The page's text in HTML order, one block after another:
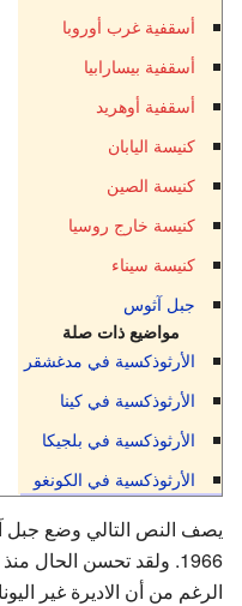
أسقفية غرب أوروبا
أسقفية بيسارابيا
أسقفية أوهريد
كنيسة اليابان
كنيسة الصين
كنيسة خارج روسيا
كنيسة سيناء
جبل آثوس
مواضيع ذات صلة
الأرثوذكسية في مدغشقر
الأرثوذكسية في كينا
الأرثوذكسية في بلجيكا
الأرثوذكسية في الكونغو
1966. ولقد تحسن
الرغم من أن الاديرة غير